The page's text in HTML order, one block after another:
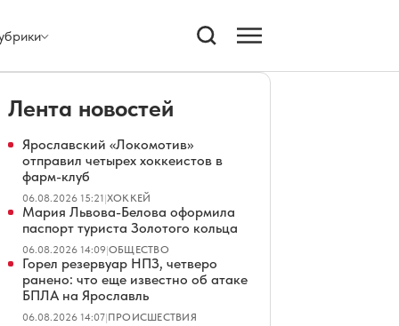
Лента новостей
Ярославский «Локомотив»
отправил четырех хоккеистов в
фарм-клуб
06.08.2026 15:21|ХОККЕЙ
Мария Львова-Белова оформила
паспорт туриста Золотого кольца
06.08.2026 14:09|ОБЩЕСТВО
Горел резервуар НПЗ, четверо
ранено: что еще известно об атаке
БПЛА на Ярославль
06.08.2026 14:07|ПРОИСШЕСТВИЯ